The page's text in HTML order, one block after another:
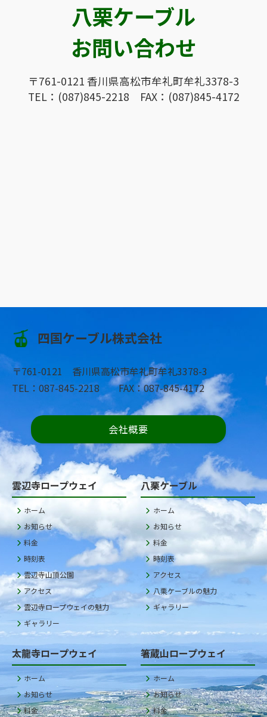
八栗ケーブル
お問い合わせ
〒761-0121 香川県高松市牟礼町牟礼3378-3
TEL：(087)845-2218 FAX：(087)845-4172
四国ケーブル株式会社
〒761-0121 香川県高松市牟礼町牟礼3378-3
TEL：087-845-2218 FAX：087-845-4172
会社概要
雲辺寺ロープウェイ
ホーム
お知らせ
料金
時刻表
雲辺寺山頂公園
アクセス
雲辺寺ロープウェイの魅力
ギャラリー
八栗ケーブル
ホーム
お知らせ
料金
時刻表
アクセス
八栗ケーブルの魅力
ギャラリー
太龍寺ロープウェイ
ホーム
お知らせ
料金
箸蔵山ロープウェイ
ホーム
お知らせ
料金